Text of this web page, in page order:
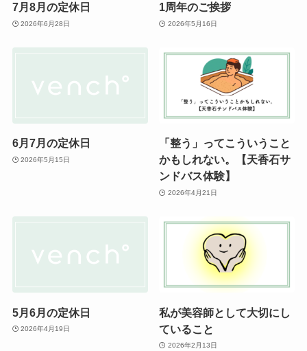
7月8月の定休日
2026年6月28日
1周年のご挨拶
2026年5月16日
6月7月の定休日
2026年5月15日
「整う」ってこういうこと
かもしれない。【天香石サ
ンドバス体験】
2026年4月21日
5月6月の定休日
2026年4月19日
私が美容師として大切にし
ていること
2026年2月13日